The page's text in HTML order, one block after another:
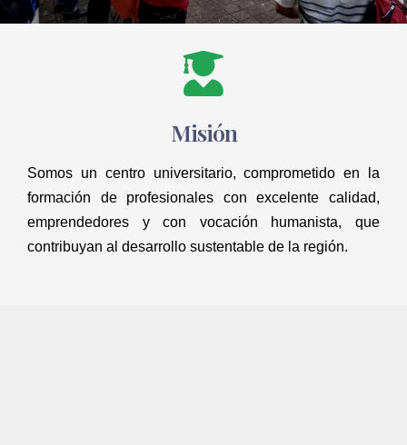
Misión
Somos un centro universitario, comprometido en la
formación de profesionales con excelente calidad,
emprendedores y con vocación humanista, que
contribuyan al desarrollo sustentable de la región.